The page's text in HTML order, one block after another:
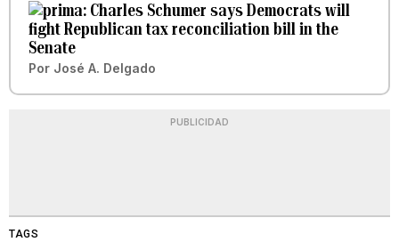
Charles Schumer says Democrats will
fight Republican tax reconciliation bill in the
Senate
Por José A. Delgado
PUBLICIDAD
TAGS